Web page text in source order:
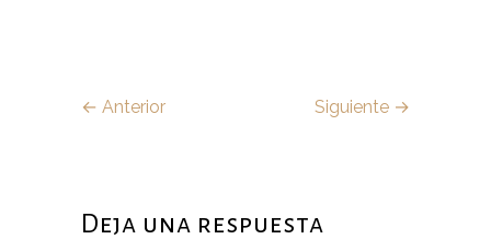
← Anterior Siguiente →
Deja una respuesta